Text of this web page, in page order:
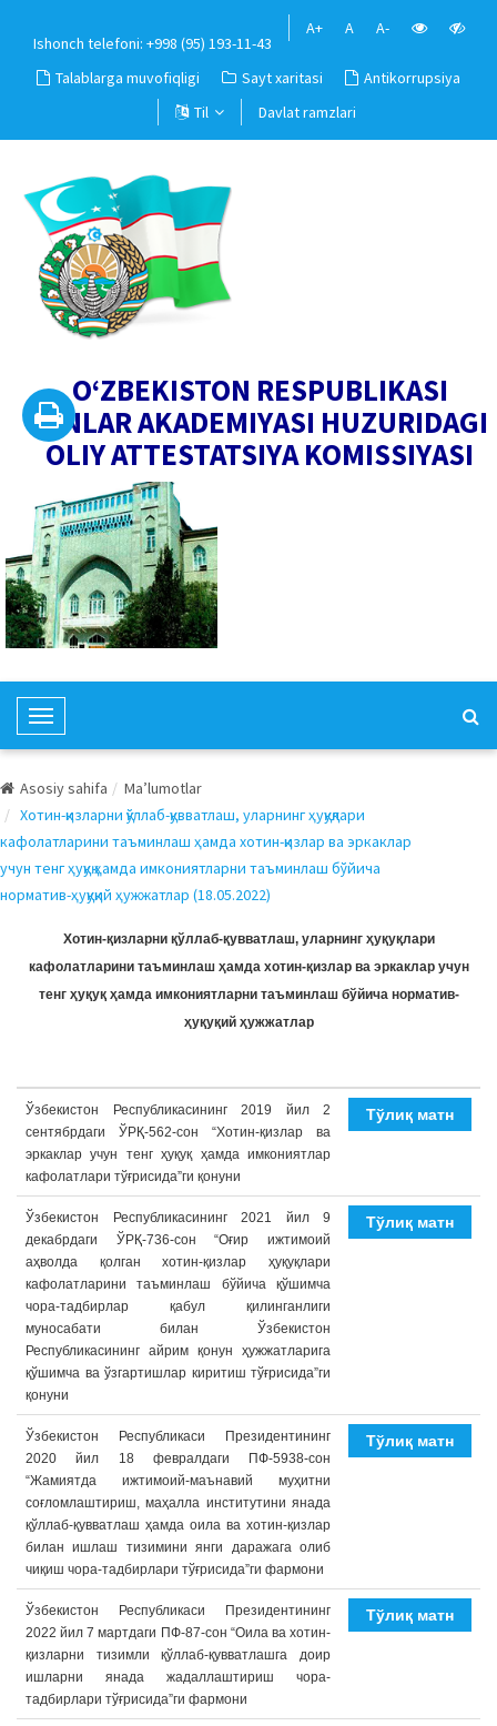
Ishonch telefoni: +998 (95) 193-11-43
A+ A A-
Talablarga muvofiqligi Sayt xaritasi
Antikorrupsiya
Til
Davlat ramzlari
O‘ZBEKISTON RESPUBLIKASI
FANLAR AKADEMIYASI HUZURIDAGI
OLIY ATTESTATSIYA KOMISSIYASI
T
o
g
l
e
N
a
i
g
o
n
Asosiy sahifa
Ma’lumotlar
Хотин-қизларни қўллаб-қувватлаш, уларнинг ҳуқуқлари
кафолатларини таъминлаш ҳамда хотин-қизлар ва эркаклар
учун тенг ҳуқуқ ҳамда имкониятларни таъминлаш бўйича
норматив-ҳуқуқий ҳужжатлар (18.05.2022)
Хотин-қизларни қўллаб-қувватлаш, уларнинг ҳуқуқлари
кафолатларини таъминлаш ҳамда хотин-қизлар ва эркаклар учун
тенг ҳуқуқ ҳамда имкониятларни таъминлаш бўйича норматив-
ҳуқуқий ҳужжатлар
Ўзбекистон Республикасининг 2019 йил 2
сентябрдаги ЎРҚ-562-сон “Хотин-қизлар ва
эркаклар учун тенг ҳуқуқ ҳамда имкониятлар
кафолатлари тўғрисида”ги қонуни
Тўлиқ матн
Ўзбекистон Республикасининг 2021 йил 9
декабрдаги ЎРҚ-736-сон “Оғир ижтимоий
аҳволда қолган хотин-қизлар ҳуқуқлари
кафолатларини таъминлаш бўйича қўшимча
чора-тадбирлар қабул қилинганлиги
муносабати билан Ўзбекистон
Республикасининг айрим қонун ҳужжатларига
қўшимча ва ўзгартишлар киритиш тўғрисида”ги
қонуни
Тўлиқ матн
Ўзбекистон Республикаси Президентининг
2020 йил 18 февралдаги ПФ-5938-сон
“Жамиятда ижтимоий-маънавий муҳитни
соғломлаштириш, маҳалла институтини янада
қўллаб-қувватлаш ҳамда оила ва хотин-қизлар
билан ишлаш тизимини янги даражага олиб
чиқиш чора-тадбирлари тўғрисида”ги фармони
Тўлиқ матн
Ўзбекистон Республикаси Президентининг
2022 йил 7 мартдаги ПФ-87-сон “Оила ва хотин-
қизларни тизимли қўллаб-қувватлашга доир
ишларни янада жадаллаштириш чора-
тадбирлари тўғрисида”ги фармони
Тўлиқ матн